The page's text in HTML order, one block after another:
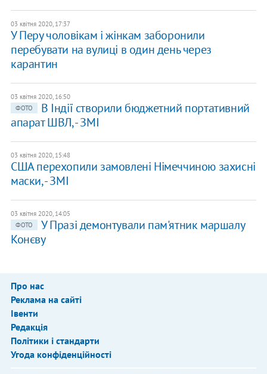
03 квітня 2020, 17:37
У Перу чоловікам і жінкам заборонили
перебувати на вулиці в один день через
карантин
03 квітня 2020, 16:50
ФОТО
В Індії створили бюджетний портативний
апарат ШВЛ, - ЗМІ
03 квітня 2020, 15:48
США перехопили замовлені Німеччиною захисні
маски, - ЗМІ
03 квітня 2020, 14:05
ФОТО
У Празі демонтували пам'ятник маршалу
Конєву
Про нас
Реклама на сайті
Івенти
Редакція
Політики і стандарти
Угода конфіденційності